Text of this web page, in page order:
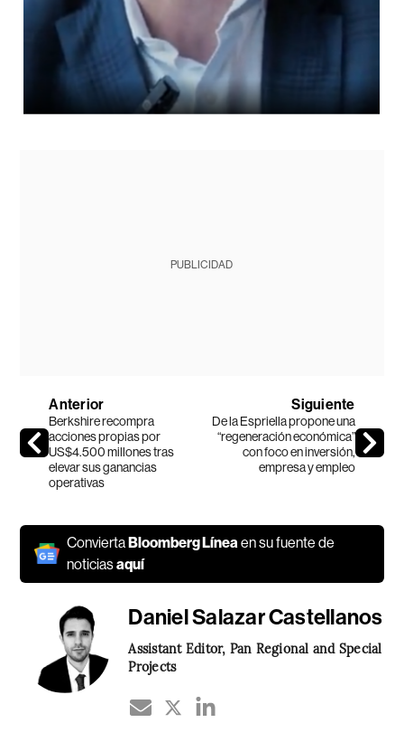
PUBLICIDAD
Anterior
Berkshire recompra
acciones propias por
US$4.500 millones tras
elevar sus ganancias
operativas
Siguiente
De la Espriella propone una
“regeneración económica”
con foco en inversión,
empresa y empleo
ConviertaBloomberg Línea en su fuente de
noticiasaquí
Daniel Salazar Castellanos
Assistant Editor, Pan Regional and Special
Projects